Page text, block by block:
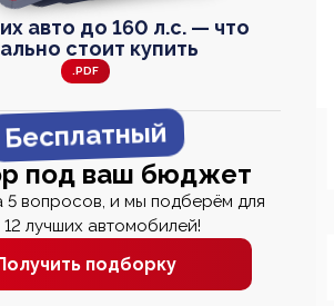
авто до 160 л.с. — что
стоит купить
.PDF
Бесплатный
под ваш бюджет
5 вопросов, и мы подберём для
12 лучших автомобилей!
подборку